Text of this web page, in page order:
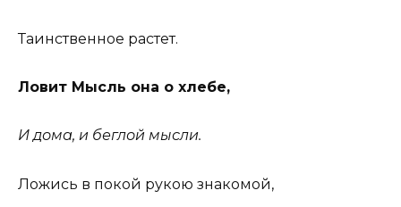
Таинственное растет.
Ловит Мысль она о хлебе,
И дома, и беглой мысли.
Ложись в покой рукою знакомой,